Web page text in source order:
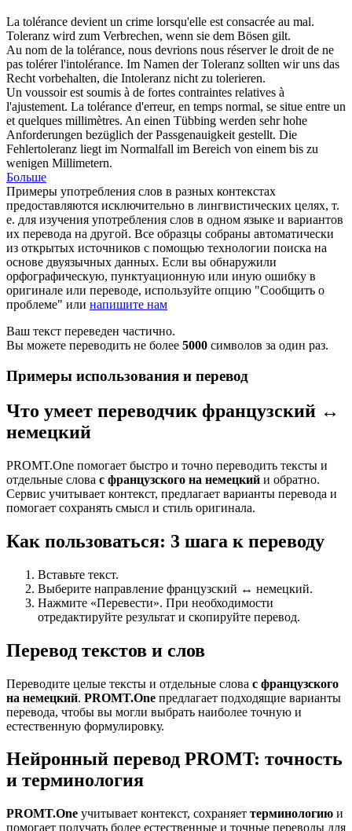
La tolérance devient un crime lorsqu'elle est consacrée au mal.
Toleranz wird zum Verbrechen, wenn sie dem Bösen gilt.
Au nom de la tolérance, nous devrions nous réserver le droit de ne
pas tolérer l'intolérance. Im Namen derToleranz sollten wir uns das
Recht vorbehalten, die Intoleranz nicht zu tolerieren.
Un voussoir est soumis à de fortes contraintes relatives à
l'ajustement. La tolérance d'erreur, en temps normal, se situe entre un
et quelques millimètres. An einen Tübbing werden sehr hohe
Anforderungen bezüglich der Passgenauigkeit gestellt. Die
Fehlertoleranz liegt im Normalfall im Bereich von einem bis zu
wenigen Millimetern.
Больше
Примеры употребления слов в разных контекстах
предоставляются исключительно в лингвистических целях, т.
е. для изучения употребления слов в одном языке и вариантов
их перевода на другой. Все образцы собраны автоматически
из открытых источников с помощью технологии поиска на
основе двуязычных данных. Если вы обнаружили
орфографическую, пунктуационную или иную ошибку в
оригинале или переводе, используйте опцию "Сообщить о
проблеме" или напишите нам
Ваш текст переведен частично.
Вы можете переводить не более 5000 символов за один раз.
Примеры использования и перевод
Что умеет переводчик французский ↔
немецкий
PROMT.One помогает быстро и точно переводить тексты и
отдельные слова с французского на немецкий и обратно.
Сервис учитывает контекст, предлагает варианты перевода и
помогает сохранять смысл и стиль оригинала.
Как пользоваться: 3 шага к переводу
Вставьте текст.
Выберите направление французский ↔ немецкий.
Нажмите «Перевести». При необходимости
отредактируйте результат и скопируйте перевод.
Перевод текстов и слов
Переводите целые тексты и отдельные слова с французского
на немецкий. PROMT.One предлагает подходящие варианты
перевода, чтобы вы могли выбрать наиболее точную и
естественную формулировку.
Нейронный перевод PROMT: точность
и терминология
PROMT.One учитывает контекст, сохраняет терминологию и
помогает получать более естественные и точные переводы для